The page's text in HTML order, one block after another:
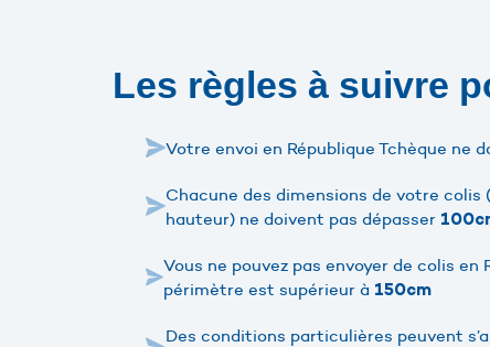
Les règles à suivre
Votre envoi en République Tchèque ne
Chacune des dimensions de votre colis
hauteur) ne doivent pas dépasser
Vous ne pouvez pas envoyer de colis en
périmètre est supérieur à 150cm
Des conditions particulières peuvent